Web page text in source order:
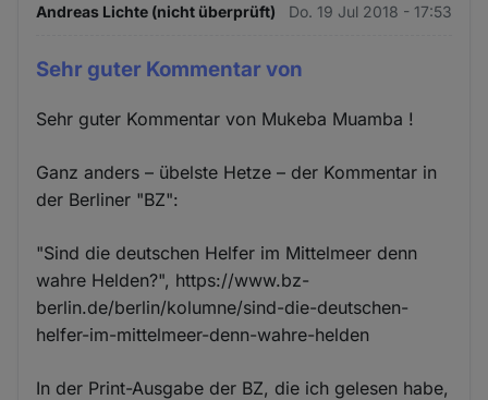
Andreas Lichte (nicht überprüft) Do. 19 Jul 2018 - 17:53
Sehr guter Kommentar von
Sehr guter Kommentar von Mukeba Muamba !
Ganz anders – übelste Hetze – der Kommentar in
der Berliner "BZ":
"Sind die deutschen Helfer im Mittelmeer denn
wahre Helden?", https://www.bz-
berlin.de/berlin/kolumne/sind-die-deutschen-
helfer-im-mittelmeer-denn-wahre-helden
In der Print-Ausgabe der BZ, die ich gelesen habe,